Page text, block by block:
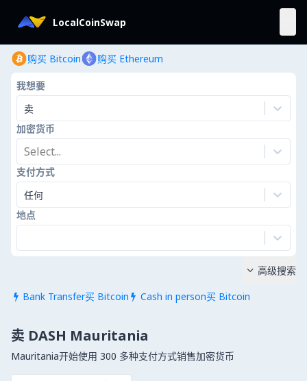
LocalCoinSwap
购买 Bitcoin 购买 Ethereum
我想要
卖
加密货币
Select...
支付方式
任何
地点
 Bank Transfer买 Bitcoin  Cash in person买 Bitcoin
 高级搜索
卖 DASH Mauritania
Mauritania开始使用 300 多种支付方式销售加密货币